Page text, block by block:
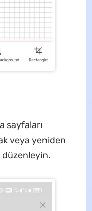
sayfaları
veya yeniden